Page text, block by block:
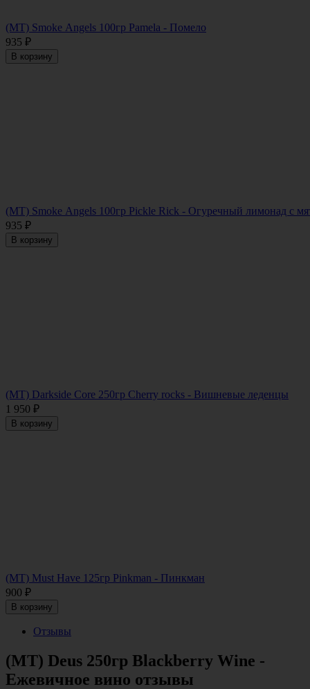
(MT) Smoke Angels 100гр Pamela - Помело
935 ₽
В корзину
(MT) Smoke Angels 100гр Pickle Rick - Огуречный лимонад с
935 ₽
В корзину
(MT) Darkside Core 250гр Cherry rocks - Вишневые леденцы
1 950 ₽
В корзину
(МТ) Must Have 125гр Pinkman - Пинкман
900 ₽
В корзину
Отзывы
(МТ) Deus 250гр Blackberry Wine -
Ежевичное вино отзывы